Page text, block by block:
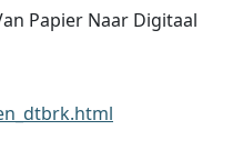
Papier Naar Digitaal